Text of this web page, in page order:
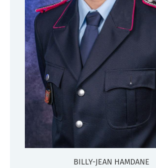
BILLY-JEAN HAMDANE